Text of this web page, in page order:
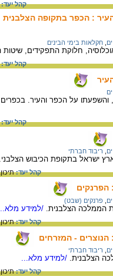
קהל יעד:
: הכפר בתקופה הצלבנית
חקלאות בימי הבינים
חלוקת התפקידים, שיטות
קהל יעד:
על הכפר והעיר. בכפרים
קהל יעד:
ריבוד חברתי
ישראל בתקופת הכיבוש הצלבני.
קהל יעד:
הפרנקים
פרנקים (שבט)
הממלכה הצלבנית. /למידע מלא...
קהל יעד:
- המזרחים
ריבוד חברתי
הצלבנית. /למידע מלא...
קהל יעד: